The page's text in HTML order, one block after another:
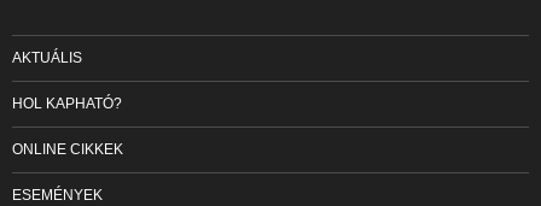
AKTUÁLIS
HOL KAPHATÓ?
ONLINE CIKKEK
ESEMÉNYEK